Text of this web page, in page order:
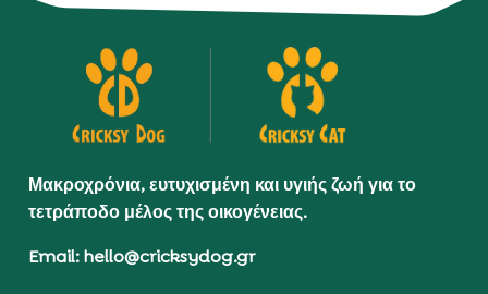
Μακροχρόνια, ευτυχισμένη και υγιής ζωή για το
τετράποδο μέλος της οικογένειας.
Email: hello@cricksydog.gr